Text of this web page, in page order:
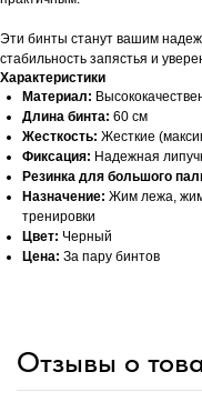
Эти бинты станут вашим
стабильность запястья и
Характеристики
Материал:
Длина бинта: 60 см
Жесткость: Жесткие
Фиксация: Надежная
Резинка для большого
Назначение: Жим лежа, жим
тренировки
Цвет: Черный
Цена: За пару бинтов
Отзывы о